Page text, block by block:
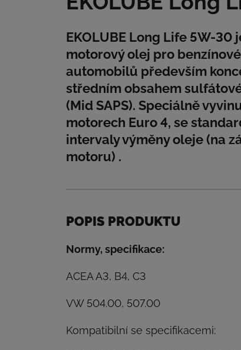
EKOLUBE Long Life 5W-30
motorový olej pro
automobilů především
středním obsahem
(Mid SAPS). Speciálně
motorech Euro 4, se
intervaly výměny oleje (na
motoru) .
POPIS PRODUKTU
Normy, specifikace:
ACEA A3, B4, C3
VW 504.00, 507.00
Kompatibilní se specifikacemi: